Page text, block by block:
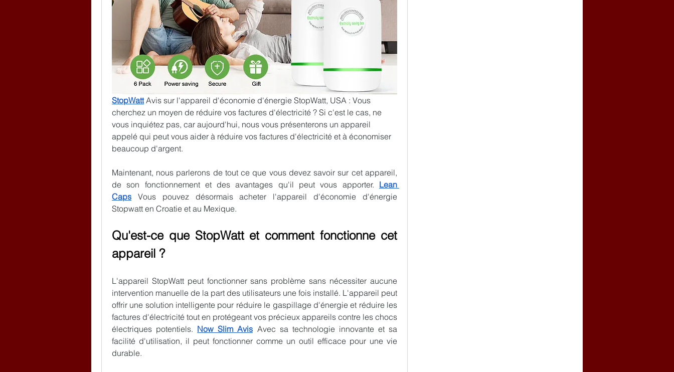
StopWatt Avis sur l'appareil d'économie d'énergie StopWatt, USA : Vous
cherchez un moyen de réduire vos factures d'électricité ? Si c'est le cas, ne
vous inquiétez pas, car aujourd'hui, nous vous présenterons un appareil
appelé qui peut vous aider à réduire vos factures d'électricité et à économiser
beaucoup d'argent.
Maintenant, nous parlerons de tout ce que vous devez savoir sur cet appareil,
de son fonctionnement et des avantages qu'il peut vous apporter. Lean
Caps Vous pouvez désormais acheter l'appareil d'économie d'énergie
Stopwatt en Croatie et au Mexique.
Qu'est-ce que StopWatt et comment fonctionne cet
appareil ?
L'appareil StopWatt peut fonctionner sans problème sans nécessiter aucune
intervention manuelle de la part des utilisateurs une fois installé. L'appareil peut
offrir une solution intelligente pour réduire le gaspillage d'énergie et réduire les
factures d'électricité tout en protégeant vos précieux appareils contre les chocs
électriques potentiels. Now Slim Avis Avec sa technologie innovante et sa
facilité d'utilisation, il peut fonctionner comme un outil efficace pour une vie
durable.